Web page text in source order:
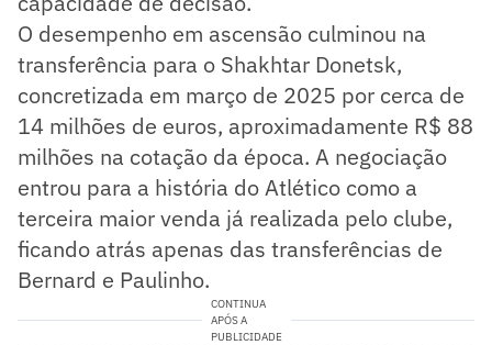
O desempenho em ascensão culminou na
transferência para o Shakhtar Donetsk,
concretizada em março de 2025 por cerca de
14 milhões de euros, aproximadamente R$ 88
milhões na cotação da época. A negociação
entrou para a história do Atlético como a
terceira maior venda já realizada pelo clube,
ficando atrás apenas das transferências de
Bernard e Paulinho.
CONTINUA
APÓS A
PUBLICIDADE